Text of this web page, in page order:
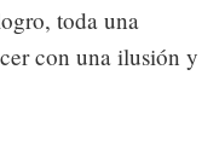
toda una
con una ilusión y